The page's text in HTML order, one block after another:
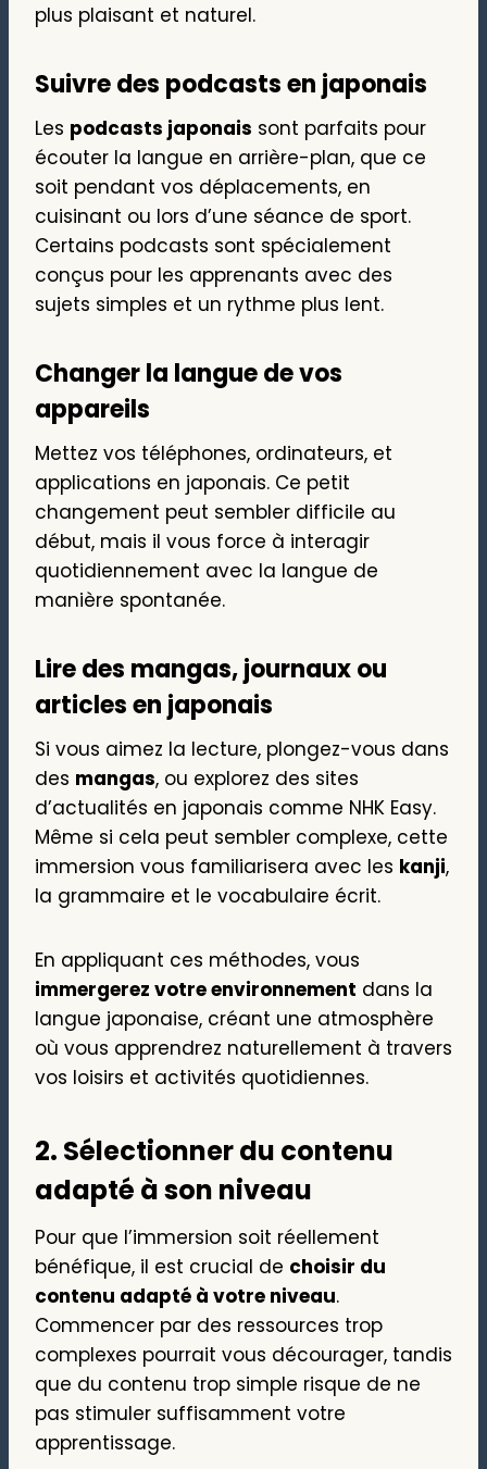
plus plaisant et naturel.
Suivre des podcasts en japonais
Les podcasts japonais sont parfaits pour
écouter la langue en arrière-plan, que ce
soit pendant vos déplacements, en
cuisinant ou lors d’une séance de sport.
Certains podcasts sont spécialement
conçus pour les apprenants avec des
sujets simples et un rythme plus lent.
Changer la langue de vos
appareils
Mettez vos téléphones, ordinateurs, et
applications en japonais. Ce petit
changement peut sembler difficile au
début, mais il vous force à interagir
quotidiennement avec la langue de
manière spontanée.
Lire des mangas, journaux ou
articles en japonais
Si vous aimez la lecture, plongez-vous dans
des mangas, ou explorez des sites
d’actualités en japonais comme NHK Easy.
Même si cela peut sembler complexe, cette
immersion vous familiarisera avec les kanji,
la grammaire et le vocabulaire écrit.
En appliquant ces méthodes, vous
immergerez votre environnement dans la
langue japonaise, créant une atmosphère
où vous apprendrez naturellement à travers
vos loisirs et activités quotidiennes.
2. Sélectionner du contenu
adapté à son niveau
Pour que l’immersion soit réellement
bénéfique, il est crucial de choisir du
contenu adapté à votre niveau.
Commencer par des ressources trop
complexes pourrait vous décourager, tandis
que du contenu trop simple risque de ne
pas stimuler suffisamment votre
apprentissage.